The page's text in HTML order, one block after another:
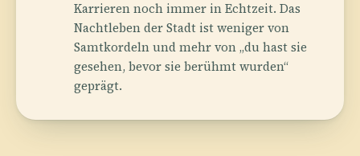
Karrieren noch immer in Echtzeit. Das
Nachtleben der Stadt ist weniger von
Samtkordeln und mehr von „du hast sie
gesehen, bevor sie berühmt wurden“
geprägt.